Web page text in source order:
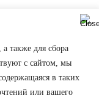
также для сбора
с сайтом, мы
в таких
или вашего